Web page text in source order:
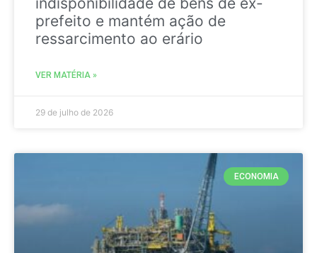
prefeito e mantém ação de
ressarcimento ao erário
VER MATÉRIA »
29 de julho de 2026
ECONOMIA